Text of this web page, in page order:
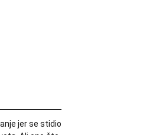
jer se stidio